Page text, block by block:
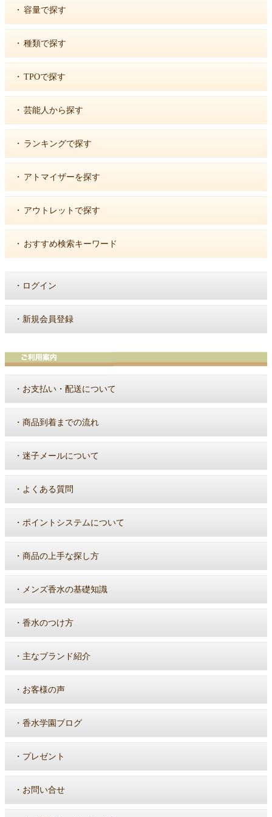
・ 容量で探す
・ 種類で探す
・ TPOで探す
・ 芸能人から探す
・ ランキングで探す
・ アトマイザーを探す
・ アウトレットで探す
・ おすすめ検索キーワード
・ ログイン
・ 新規会員登録
・ お支払い・配送について
・ 商品到着までの流れ
・ 迷子メールについて
・ よくある質問
・ ポイントシステムについて
・ 商品の上手な探し方
・ メンズ香水の基礎知識
・ 香水のつけ方
・ 主なブランド紹介
・ お客様の声
・ 香水学園ブログ
・ プレゼント
・ お問い合せ